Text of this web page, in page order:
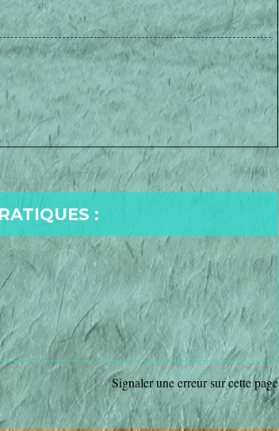
:
Signaler une erreur sur cette page